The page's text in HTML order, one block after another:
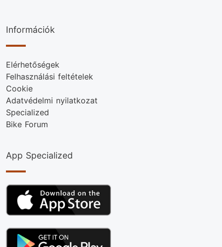
Információk
Elérhetőségek
Felhasználási feltételek
Cookie
Adatvédelmi nyilatkozat
Specialized
Bike Forum
App Specialized